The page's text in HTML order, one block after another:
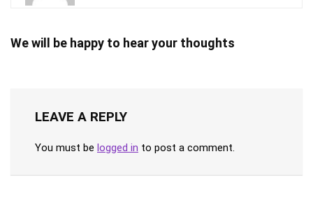
We will be happy to hear your thoughts
LEAVE A REPLY
You must be logged in to post a comment.